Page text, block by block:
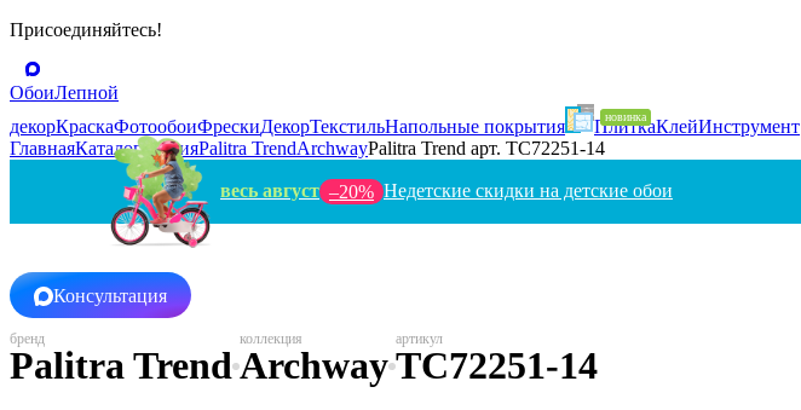
Присоединяйтесь!
ОбоиЛепной
декорКраскаФотообоиФрескиДекорТекстильНапольные покрытия ПлиткаКлейИнструмент
ГлавнаяКаталогРоссияPalitra TrendArchwayPalitra Trend арт. TC72251-14
весь август –20% Недетские скидки на детские обои
Консультация
Palitra TrendArchwayTC72251-14